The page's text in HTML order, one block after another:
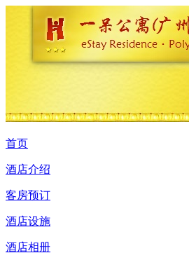
首页
酒店介绍
客房预订
酒店设施
酒店相册